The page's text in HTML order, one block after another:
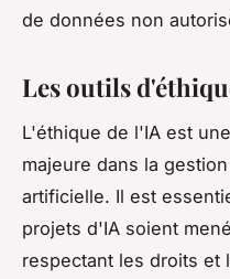
de données non
Les outils
L'éthique de l'IA est
majeure dans la
artificielle. Il est
projets d'IA soient
respectant les droits et